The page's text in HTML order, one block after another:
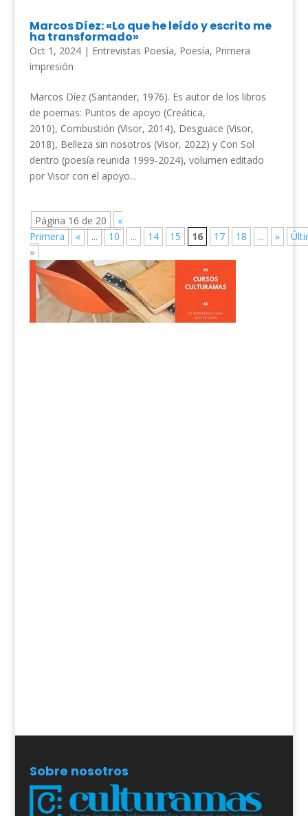
Marcos Díez: «Lo que he leído y escrito me
ha transformado»
Oct 1, 2024| Entrevistas Poesía, Poesía, Primera
impresión
Marcos Díez (Santander, 1976). Es autor de los libros
de poemas: Puntos de apoyo (Creática,
2010), Combustión (Visor, 2014), Desguace (Visor,
2018), Belleza sin nosotros (Visor, 2022) y Con Sol
dentro (poesía reunida 1999-2024), volumen editado
por Visor con el apoyo...
Página 16 de 20
«
Primera
« ... 10 ... 14 15 16 17 18 ... »
»
Sobre nosotros